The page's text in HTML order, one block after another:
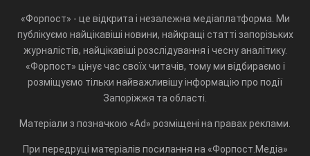
«Форпост» - це відкрита і незалежна медіаплатформа. Ми
публікуємо найцікавіші новини, найкращі статті запорізьких
журналістів, найцікавіші розслідування і чесну аналітику.
«Форпост» цінує час своїх читачів, тому ми відбираємо і
розміщуємо тільки найважливішу інформацію про події
Запоріжжя та області.
Матеріали з позначкою «Ad» розміщені на правах реклами.
При передруці матеріалів посилання на «Форпост.Медіа»